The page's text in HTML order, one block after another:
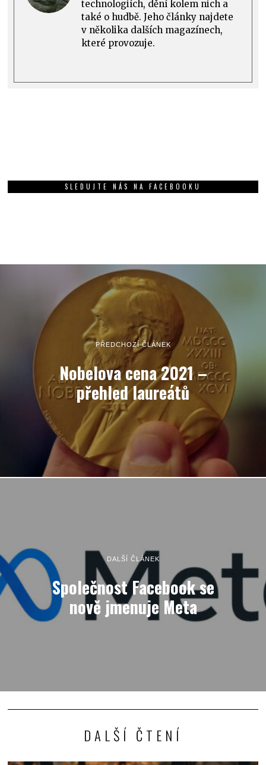
technologiích, dění kolem nich a
také o hudbě. Jeho články najdete
v několika dalších magazínech,
které provozuje.
SLEDUJTE NÁS NA FACEBOOKU
PŘEDCHOZÍ ČLÁNEK
Nobelova cena 2021 –
přehled laureátů
DALŠÍ ČLÁNEK
Společnost Facebook se
nově jmenuje Meta
DALŠÍ ČTENÍ